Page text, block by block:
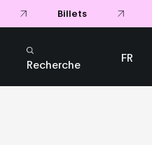
Billets
Recherche
FR